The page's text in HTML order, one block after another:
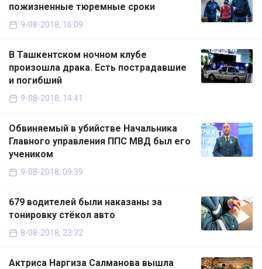
пожизненные тюремные сроки
9-08-2018, 16:09
В Ташкентском ночном клубе
произошла драка. Есть пострадавшие
и погибший
9-08-2018, 14:41
Обвиняемый в убийстве Начальника
Главного управления ППС МВД был его
учеником
9-08-2018, 09:39
679 водителей были наказаны за
тонировку стёкол авто
8-08-2018, 23:32
Актриса Наргиза Салманова вышла